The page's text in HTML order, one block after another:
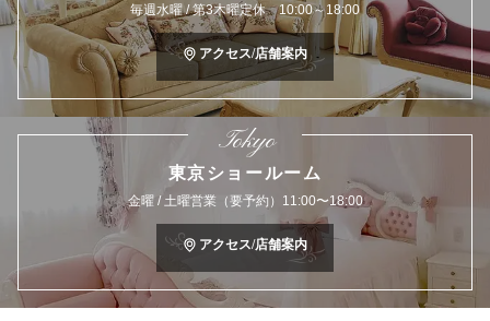
毎週水曜 / 第3木曜定休 10:00～18:00
アクセス/店舗案内
Tokyo
東京ショールーム
金曜 / 土曜営業（要予約）11:00〜18:00
アクセス/店舗案内